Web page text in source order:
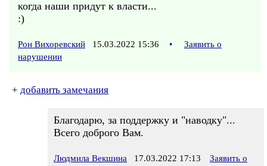
когда наши придут к власти...
:)
Рон Вихоревский 15.03.2022 15:36 •
Заявить о
нарушении
+ добавить замечания
Благодарю, за поддержку и "наводку"...
Всего доброго Вам.
Людмила Векшина 17.03.2022 17:13
Заявить о